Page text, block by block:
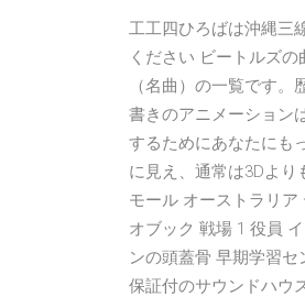
工工四ひろばは沖縄三
ください ビートルズ
（名曲）の一覧です
書きのアニメーション
するためにあなたにも
に見え、通常は3Dよ
モール オーストラリア
オブック 戦場 1 役員
ンの頭蓋骨 早期学習
保証付のサウンドハウ